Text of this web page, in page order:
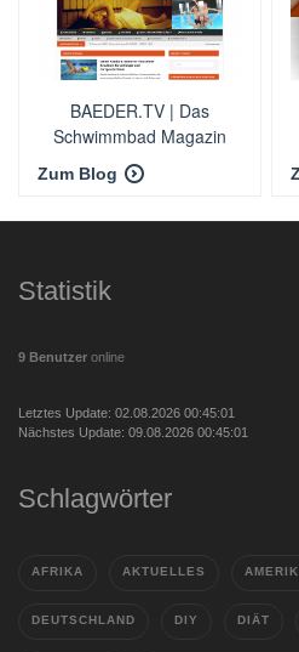
BAEDER.TV | Das
Schwimmbad Magazin
Zum Blog
Statistik
9 Benutzer online
Letztes Update: 02.08.2026 00:45:01
Nächstes Update: 09.08.2026 00:45:01
Schlagwörter
AFRIKA AKTUELLES
DEUTSCHLAND DIY DIÄT